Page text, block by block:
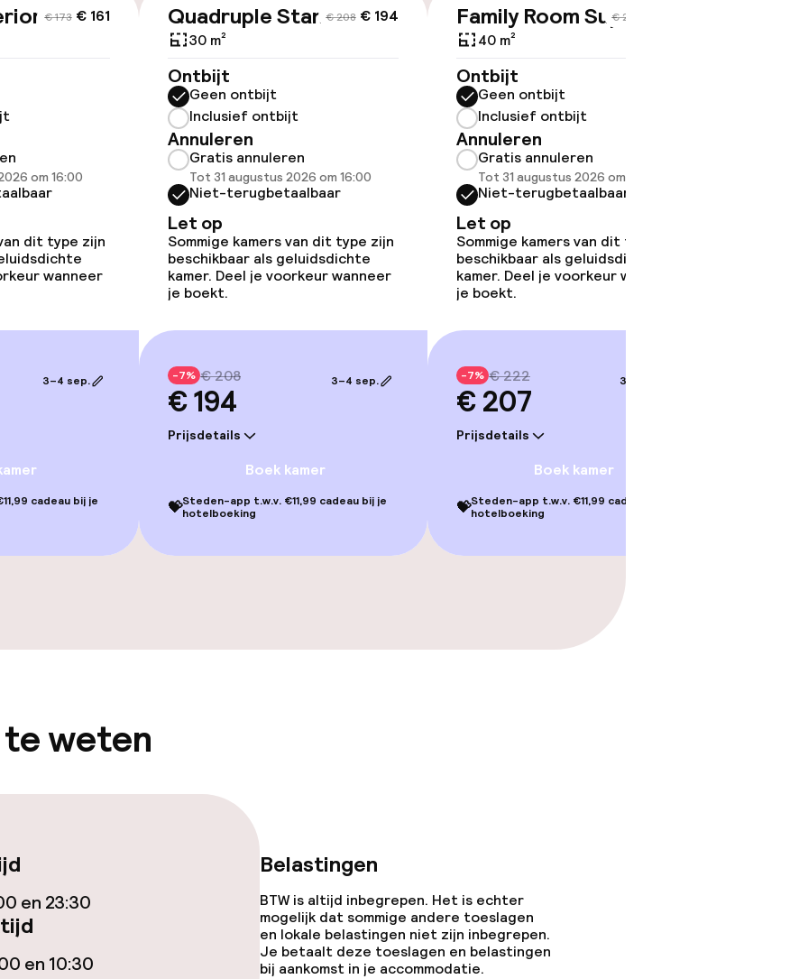
TV lounge
Diner, vast menu
Roomservice
€ 173 € 161
om 16:00
dit type zijn
wanneer
3–4 sep.
cadeau bij je
€ 208 € 194
Quadruple Standard
30 m²
Ontbijt
Geen ontbijt
Inclusief ontbijt
Annuleren
Gratis annuleren
Tot 31 augustus 2026 om 16:00
Niet-terugbetaalbaar
Let op
Sommige kamers van dit type zijn
beschikbaar als geluidsdichte
kamer. Deel je voorkeur wanneer
je boekt.
-7% € 208
€ 194
Prijsdetails
3–4 sep.
Boek kamer
💝Steden-app t.w.v. €11,99 cadeau bij je
hotelboeking
€ 222
Family Room Superior
40 m²
Ontbijt
Geen ontbijt
Inclusief ontbijt
Annuleren
Gratis annuleren
Tot 31 augustus 2026 om 16:00
Niet-terugbetaalbaar
Let op
Sommige kamers van dit type zijn
beschikbaar als geluidsdichte
kamer. Deel je voorkeur wanneer
je boekt.
-7% € 222
€ 207
Prijsdetails
3–4 sep.
Boek kamer
💝Steden-app t.w.v. €11,99 cadeau bij je
hotelboeking
te weten
en 23:30
en 10:30
Belastingen
BTW is altijd inbegrepen. Het is echter
mogelijk dat sommige andere toeslagen
en lokale belastingen niet zijn inbegrepen.
Je betaalt deze toeslagen en belastingen
bij aankomst in je accommodatie.